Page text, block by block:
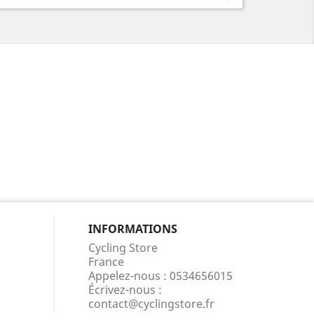
INFORMATIONS
Cycling Store
France
Appelez-nous : 0534656015
Écrivez-nous :
contact@cyclingstore.fr